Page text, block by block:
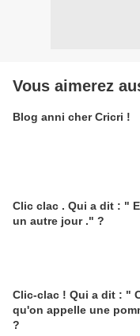
Vous aimerez
Blog anni cher Cricri !
Clic clac . Qui a dit : "
un autre jour ." ?
Clic-clac ! Qui a dit : "
qu'on appelle une
?